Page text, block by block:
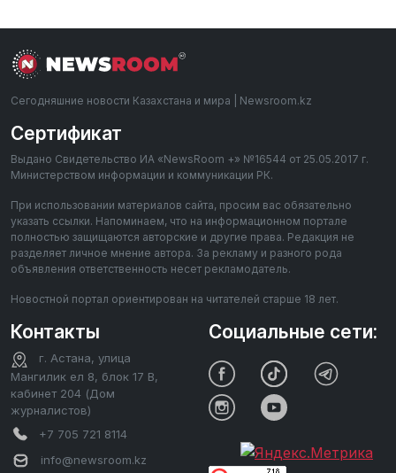
Сегодняшние новости Казахстана и мира | Newsroom.kz
Сертификат
Выдано Свидетельство ИА «NewsRoom +» №16544 от 25.05.2017 г.
Министерством информации и коммуникации РК.
При использовании материалов сайта, просим вас обязательно
указать ссылки. Напоминаем, что на информационном портале
полностью защищаются авторские и другие права. Редакция не
разделяет личное мнение автора. За рекламу и разного рода
объявления ответственность несет рекламодатель.
Новостной портал ориентирован на читателей старше 18 лет.
Контакты
г. Астана, улица
Мангилик ел 8, блок 17 В,
кабинет 204 (Дом
журналистов)
+7 705 721 8114
info@newsroom.kz
Социальные сети: